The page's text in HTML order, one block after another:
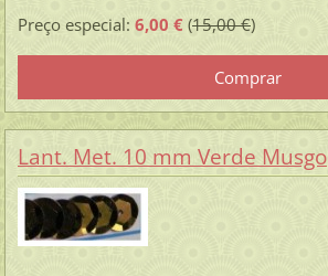
Preço especial: 6,00 €(15,00 €)
Lant. Met. 10 mm Verde Musgo